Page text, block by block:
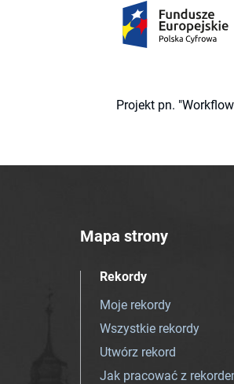
Projekt pn.
Mapa strony
Rekordy
Moje rekordy
Wszystkie rekordy
Utwórz rekord
Jak pracować z